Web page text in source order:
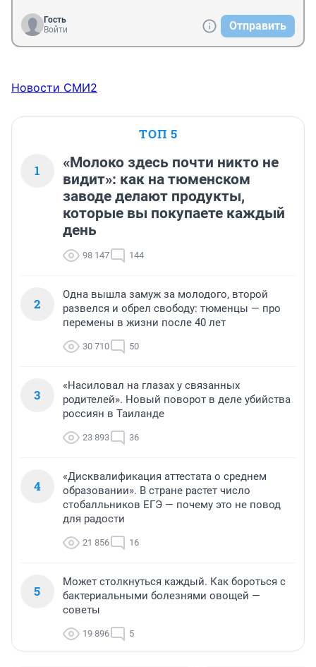
Гость
Войти
Отправить
Новости СМИ2
ТОП 5
1
«Молоко здесь почти никто не
видит»: как на тюменском
заводе делают продукты,
которые вы покупаете каждый
день
98 147 144
2
Одна вышла замуж за молодого, второй
развелся и обрел свободу: тюменцы — про
перемены в жизни после 40 лет
30 710 50
3
«Насиловал на глазах у связанных
родителей». Новый поворот в деле убийства
россиян в Таиланде
23 893 36
4
«Дисквалификация аттестата о среднем
образовании». В стране растет число
стобалльников ЕГЭ — почему это не повод
для радости
21 856 16
5
Может столкнуться каждый. Как бороться с
бактериальными болезнями овощей —
советы
19 896 5